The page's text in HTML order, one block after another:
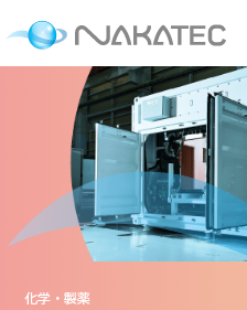
化学・製薬